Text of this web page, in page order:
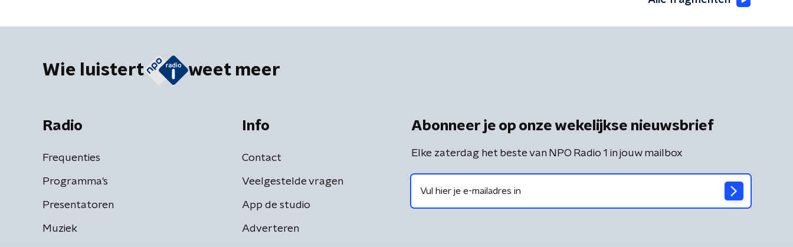
Wie luistert weet meer
Radio
Frequenties
Programma's
Presentatoren
Muziek
Info
Contact
Veelgestelde vragen
App de studio
Adverteren
Abonneer je op onze wekelijkse nieuwsbrief
Elke zaterdag het beste van NPO Radio 1 in jouw mailbox